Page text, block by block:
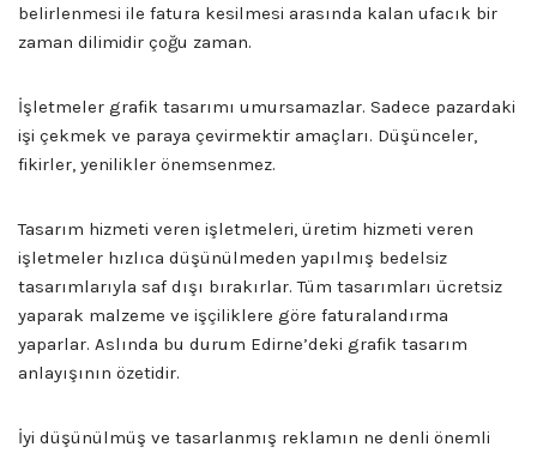
belirlenmesi ile fatura kesilmesi arasında kalan ufacık bir
zaman dilimidir çoğu zaman.
İşletmeler grafik tasarımı umursamazlar. Sadece pazardaki
işi çekmek ve paraya çevirmektir amaçları. Düşünceler,
fikirler, yenilikler önemsenmez.
Tasarım hizmeti veren işletmeleri, üretim hizmeti veren
işletmeler hızlıca düşünülmeden yapılmış bedelsiz
tasarımlarıyla saf dışı bırakırlar. Tüm tasarımları ücretsiz
yaparak malzeme ve işçiliklere göre faturalandırma
yaparlar. Aslında bu durum Edirne’deki grafik tasarım
anlayışının özetidir.
İyi düşünülmüş ve tasarlanmış reklamın ne denli önemli